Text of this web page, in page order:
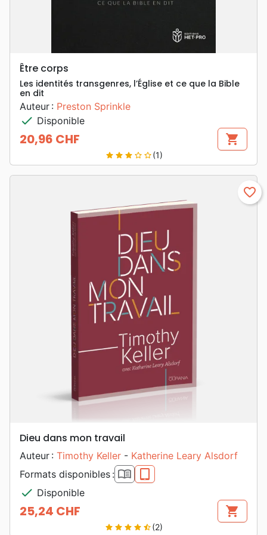
Être corps
Les identités transgenres, l’Église et ce que la Bible
en dit
Auteur : Preston Sprinkle
check Disponible
Prix
20,96 CHF shopping_cart
star star star star_border star_border(1)
favorite_border
Dieu dans mon travail
Auteur : Timothy Keller - Katherine Leary Alsdorf
Formats disponibles : book_open
epub
check Disponible
Prix
25,24 CHF shopping_cart
star star star star star_half(2)